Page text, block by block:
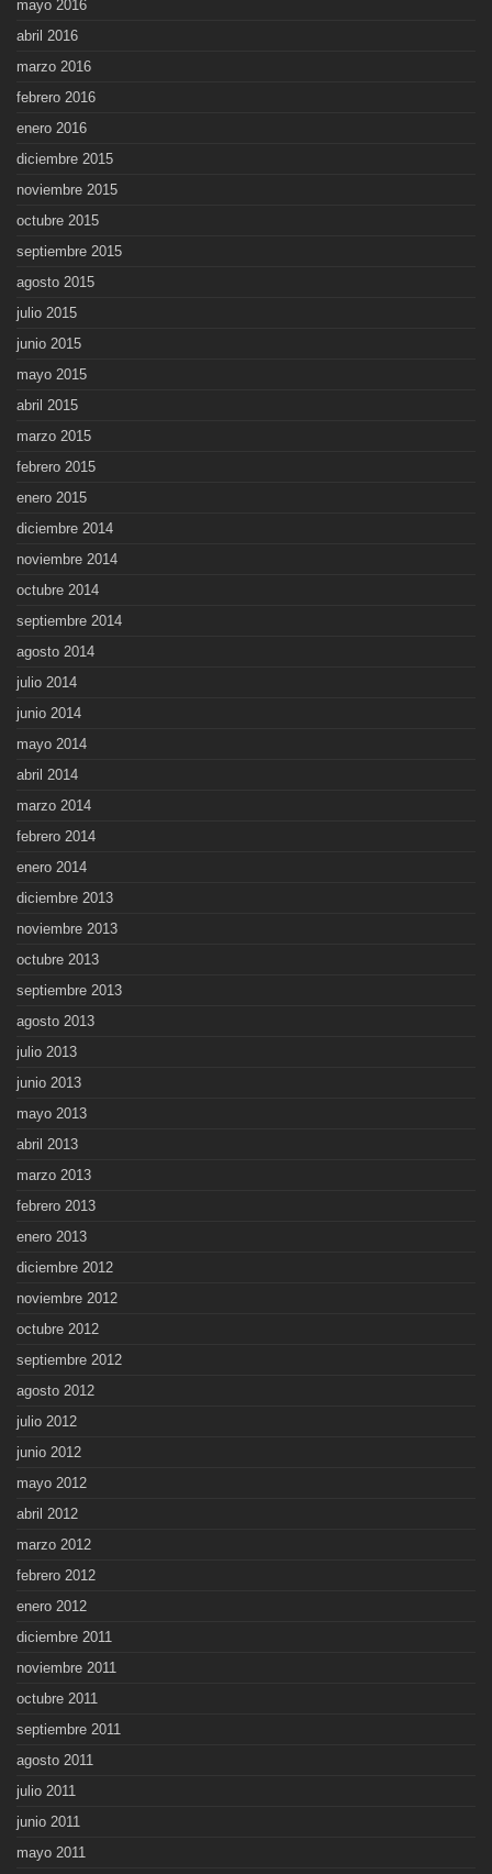
mayo 2016
abril 2016
marzo 2016
febrero 2016
enero 2016
diciembre 2015
noviembre 2015
octubre 2015
septiembre 2015
agosto 2015
julio 2015
junio 2015
mayo 2015
abril 2015
marzo 2015
febrero 2015
enero 2015
diciembre 2014
noviembre 2014
octubre 2014
septiembre 2014
agosto 2014
julio 2014
junio 2014
mayo 2014
abril 2014
marzo 2014
febrero 2014
enero 2014
diciembre 2013
noviembre 2013
octubre 2013
septiembre 2013
agosto 2013
julio 2013
junio 2013
mayo 2013
abril 2013
marzo 2013
febrero 2013
enero 2013
diciembre 2012
noviembre 2012
octubre 2012
septiembre 2012
agosto 2012
julio 2012
junio 2012
mayo 2012
abril 2012
marzo 2012
febrero 2012
enero 2012
diciembre 2011
noviembre 2011
octubre 2011
septiembre 2011
agosto 2011
julio 2011
junio 2011
mayo 2011